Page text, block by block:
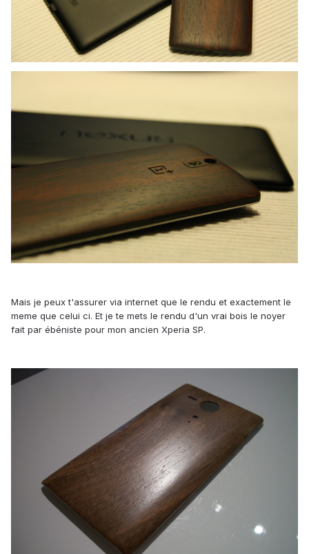
Mais je peux t'assurer via internet que le rendu et exactement le
meme que celui ci. Et je te mets le rendu d'un vrai bois le noyer
fait par ébéniste pour mon ancien Xperia SP.